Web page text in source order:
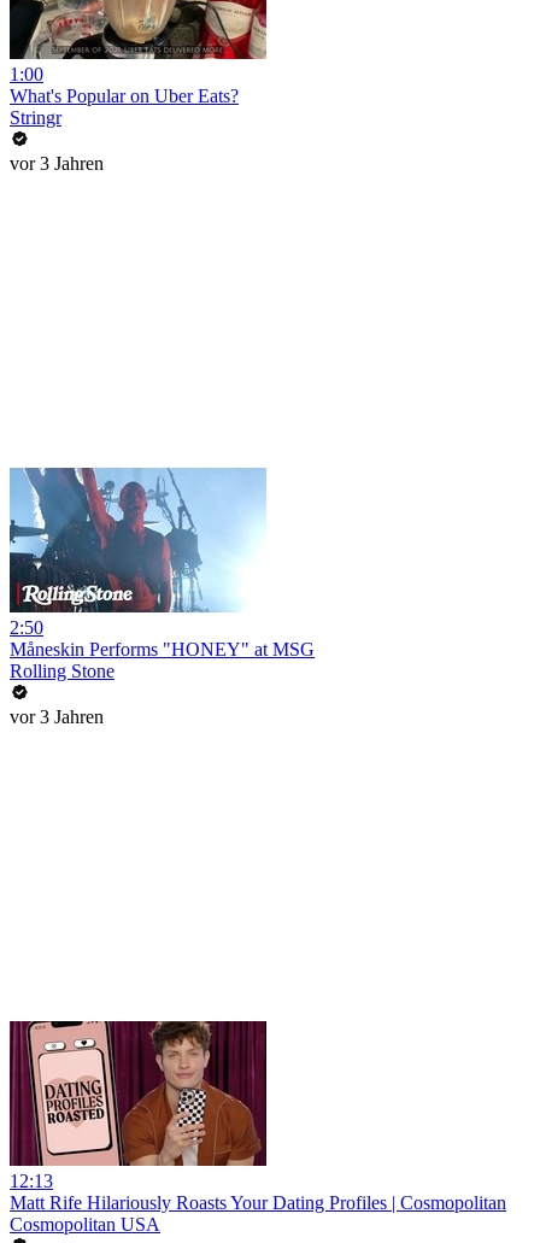
1:00
What's Popular on Uber Eats?
Stringr
vor 3 Jahren
2:50
Måneskin Performs "HONEY" at MSG
Rolling Stone
vor 3 Jahren
12:13
Matt Rife Hilariously Roasts Your Dating Profiles | Cosmopolitan
Cosmopolitan USA